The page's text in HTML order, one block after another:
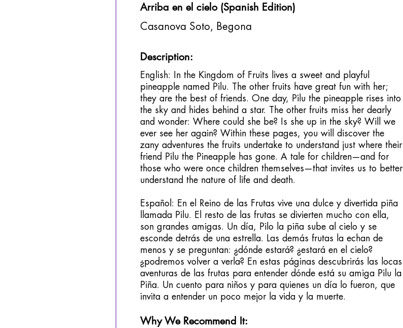
Arriba en el cielo (Spanish Edition)
Casanova Soto, Begona
Description:
English: In the Kingdom of Fruits lives a sweet and playful
pineapple named Pilu. The other fruits have great fun with her;
they are the best of friends. One day, Pilu the pineapple rises into
the sky and hides behind a star. The other fruits miss her dearly
and wonder: Where could she be? Is she up in the sky? Will we
ever see her again? Within these pages, you will discover the
zany adventures the fruits undertake to understand just where their
friend Pilu the Pineapple has gone. A tale for children—and for
those who were once children themselves—that invites us to better
understand the nature of life and death.
Español: En el Reino de las Frutas vive una dulce y divertida piña
llamada Pilu. El resto de las frutas se divierten mucho con ella,
son grandes amigas. Un día, Pilo la piña sube al cielo y se
esconde detrás de una estrella. Las demás frutas la echan de
menos y se preguntan: ¿dónde estará? ¿estará en el cielo?
¿podremos volver a verla? En estas páginas descubrirás las locas
aventuras de las frutas para entender dónde está su amiga Pilu la
Piña. Un cuento para niños y para quienes un día lo fueron, que
invita a entender un poco mejor la vida y la muerte.
Why We Recommend It: